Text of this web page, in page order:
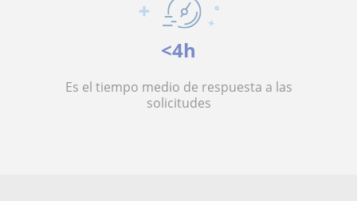
<4h
Es el tiempo medio de respuesta a las
solicitudes